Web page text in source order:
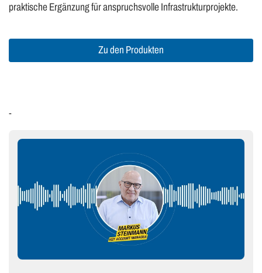
praktische Ergänzung für anspruchsvolle Infrastrukturprojekte.
Zu den Produkten
-